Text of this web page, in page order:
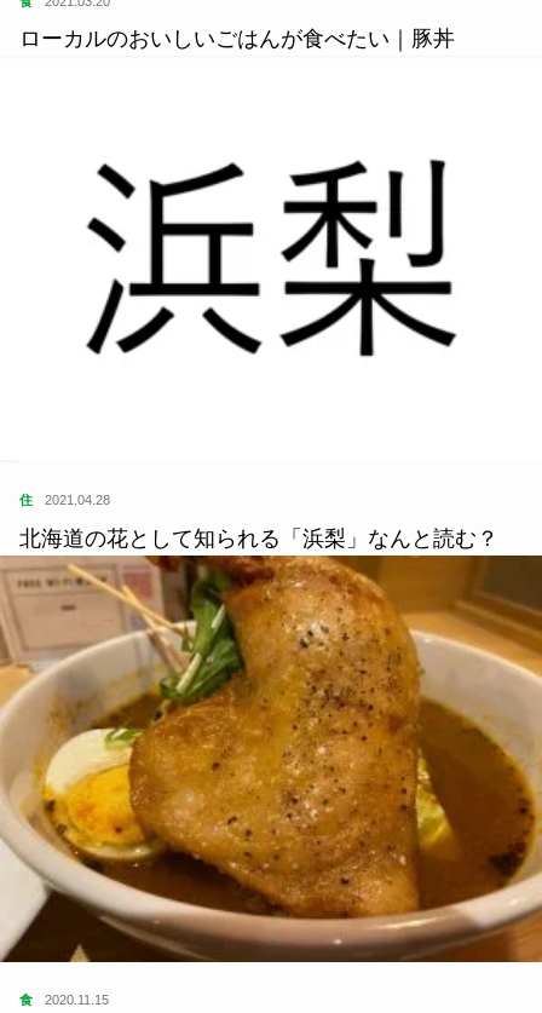
ローカルのおいしいごはんが食べたい｜豚丼
住 2021.04.28
北海道の花として知られる「浜梨」なんと読む？
食 2020.11.15